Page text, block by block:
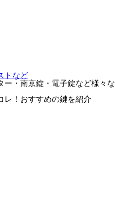
トなど
ー・南京錠・電子錠など様々な
レ！おすすめの鍵を紹介